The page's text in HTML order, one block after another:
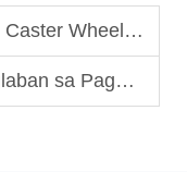
Mga Pangangailangan sa Kagamitan
para sa Mahabang Panahong Paggamit